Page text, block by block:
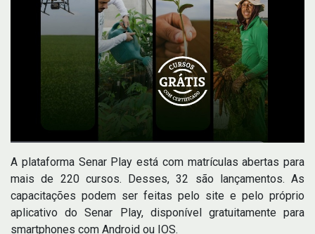
A plataforma Senar Play está com matrículas abertas para
mais de 220 cursos. Desses, 32 são lançamentos. As
capacitações podem ser feitas pelo site e pelo próprio
aplicativo do Senar Play, disponível gratuitamente para
smartphones com Android ou IOS.